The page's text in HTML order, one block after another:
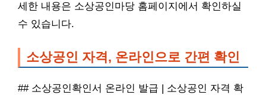
세한 내용은 소상공인마당 홈페이지에서 확인하실
수 있습니다.
소상공인 자격, 온라인으로 간편 확인
## 소상공인확인서 온라인 발급 | 소상공인 자격 확